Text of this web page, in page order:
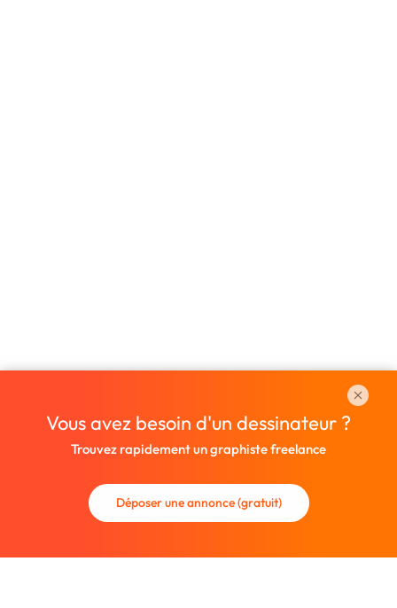
Vous avez besoin d'un dessinateur ?
Trouvez rapidement un graphiste freelance
Déposer une annonce (gratuit)